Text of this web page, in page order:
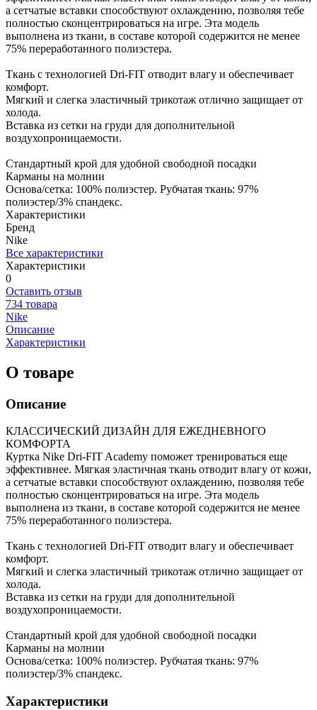
а сетчатые вставки способствуют охлаждению, позволяя тебе
полностью сконцентрироваться на игре. Эта модель
выполнена из ткани, в составе которой содержится не менее
75% переработанного полиэстера.
Ткань с технологией Dri-FIT отводит влагу и обеспечивает
комфорт.
Мягкий и слегка эластичный трикотаж отлично защищает от
холода.
Вставка из сетки на груди для дополнительной
воздухопроницаемости.
Стандартный крой для удобной свободной посадки
Карманы на молнии
Основа/сетка: 100% полиэстер. Рубчатая ткань: 97%
полиэстер/3% спандекс.
Характеристики
Бренд
Nike
Все характеристики
Характеристики
0
Оставить отзыв
734 товара
Nike
Описание
Характеристики
О товаре
Описание
КЛАССИЧЕСКИЙ ДИЗАЙН ДЛЯ ЕЖЕДНЕВНОГО
КОМФОРТА
Куртка Nike Dri-FIT Academy поможет тренироваться еще
эффективнее. Мягкая эластичная ткань отводит влагу от кожи,
а сетчатые вставки способствуют охлаждению, позволяя тебе
полностью сконцентрироваться на игре. Эта модель
выполнена из ткани, в составе которой содержится не менее
75% переработанного полиэстера.
Ткань с технологией Dri-FIT отводит влагу и обеспечивает
комфорт.
Мягкий и слегка эластичный трикотаж отлично защищает от
холода.
Вставка из сетки на груди для дополнительной
воздухопроницаемости.
Стандартный крой для удобной свободной посадки
Карманы на молнии
Основа/сетка: 100% полиэстер. Рубчатая ткань: 97%
полиэстер/3% спандекс.
Характеристики